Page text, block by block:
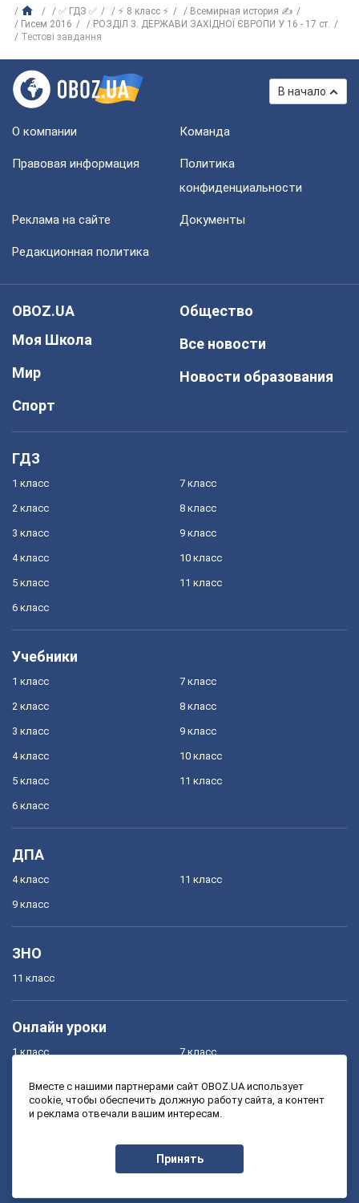
✅ ГДЗ ✅ ⚡ 8 класс ⚡
Всемирная история ✍
Гисем 2016
РОЗДІЛ 3. ДЕРЖАВИ ЗАХІДНОЇ ЄВРОПИ У 16 - 17 ст.
Тестові завдання
В начало
О компании Команда
Правовая информация
Политика
конфиденциальности
Реклама на сайте Документы
Редакционная политика
OBOZ.UA
Моя Школа
Мир
Спорт
Общество
Все новости
Новости образования
ГДЗ
1 класс
2 класс
3 класс
4 класс
5 класс
6 класс
7 класс
8 класс
9 класс
10 класс
11 класс
Учебники
1 класс
2 класс
3 класс
4 класс
5 класс
6 класс
7 класс
8 класс
9 класс
10 класс
11 класс
ДПА
4 класс
9 класс
11 класс
ЗНО
11 класс
Онлайн уроки
1 класс
3 класс
7 класс
9 класс
Вместе с нашими партнерами сайт OBOZ.UA использует
cookie, чтобы обеспечить должную работу сайта, а контент
и реклама отвечали вашим интересам.
Принять